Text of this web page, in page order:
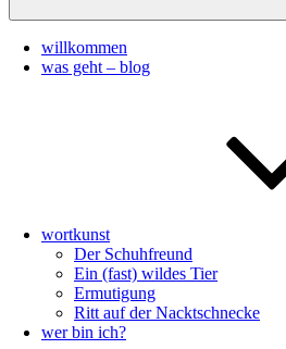
willkommen
was geht – blog
wortkunst
Der Schuhfreund
Ein (fast) wildes Tier
Ermutigung
Ritt auf der Nacktschnecke
wer bin ich?